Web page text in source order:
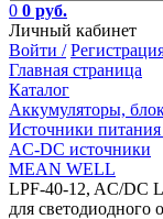
0 0 руб.
Личный кабинет
Войти /
Главная страница
Каталог
Аккумуляторы,
Источники питания
AC-DC источники
MEAN WELL
LPF-40-12, AC/DC
для светодиодного